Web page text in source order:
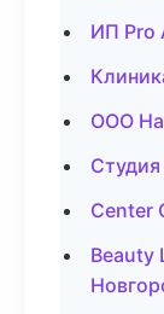
ИП Pro
ООО
Center
Beauty